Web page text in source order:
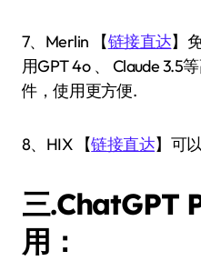
7、Merlin 【链接直达】
用GPT 4o 、 Claude 3.5
件，使用更方便.
8、HIX 【链接直达】可
三.ChatGPT
用：